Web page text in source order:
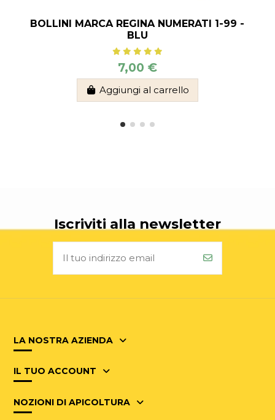
BOLLINI MARCA REGINA NUMERATI 1-99 -
BLU
7,00 €
Aggiungi al carrello
Iscriviti alla newsletter
LA NOSTRA AZIENDA
IL TUO ACCOUNT
NOZIONI DI APICOLTURA